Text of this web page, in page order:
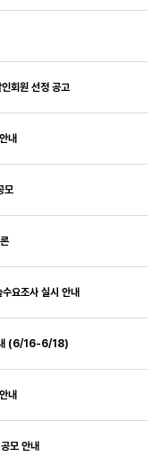
회원 선정 공고
내
모
요조사 실시 안내
(6/16-6/18)
내
모 안내